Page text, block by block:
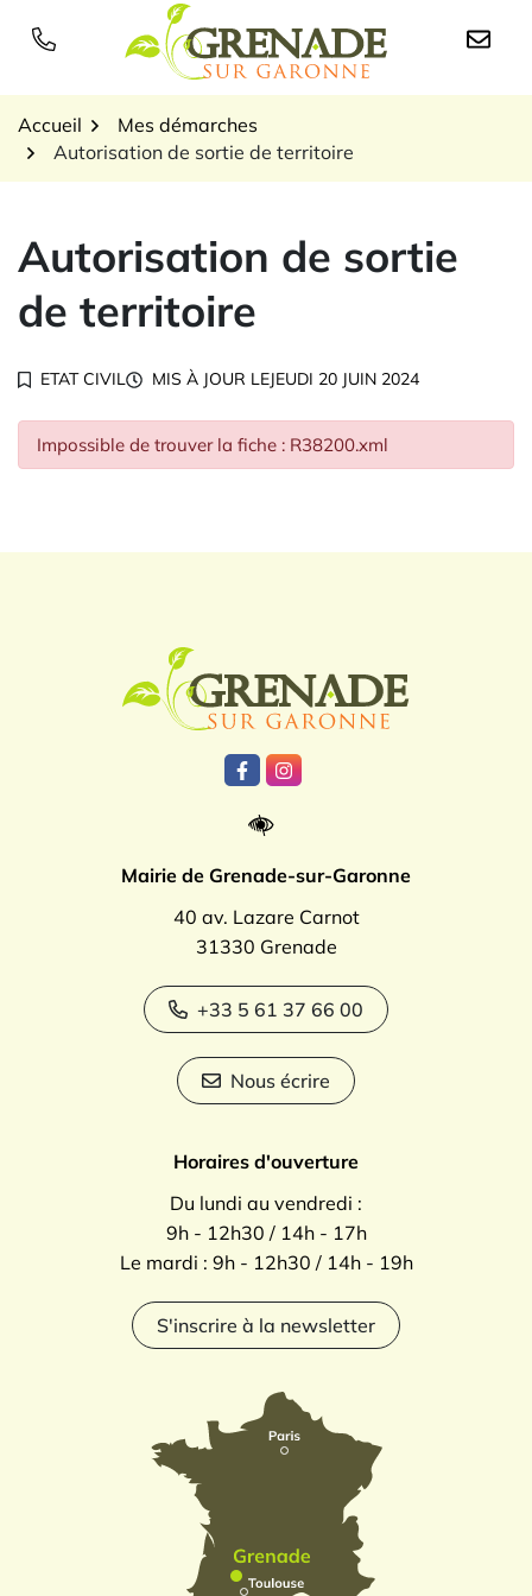
Logo Grenade sur
Accueil
Mes démarches
Autorisation de sortie de territoire
Autorisation de sortie
de territoire
ETAT CIVIL MIS À JOUR LEJEUDI 20 JUIN 2024
Impossible de trouver la fiche : R38200.xml
Lien vers le compte Facebook
Lien vers le compte
Mairie de Grenade-sur-Garonne
40 av. Lazare Carnot
31330 Grenade
+33 5 61 37 66 00
Nous écrire
Horaires d'ouverture
Du lundi au vendredi :
9h - 12h30 / 14h - 17h
Le mardi : 9h - 12h30 / 14h - 19h
S'inscrire à la newsletter